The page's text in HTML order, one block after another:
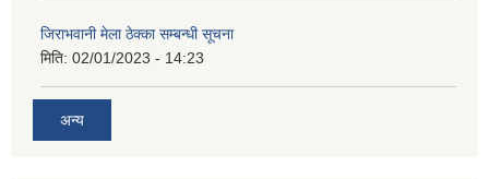
जिराभवानी मेला ठेक्का सम्बन्धी सूचना
मिति: 02/01/2023 - 14:23
अन्य